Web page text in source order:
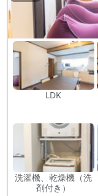
LDK
洗濯機、乾燥機（洗
剤付き）